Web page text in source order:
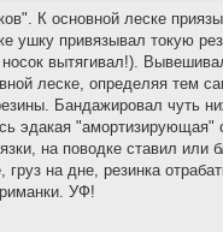
К основной леске
ушку привязывал токую
вытягивал!).
леске, определяя тем
Бандажировал чуть
эдакая "амортизирующая"
на поводке ставил или
груз на дне, резинка
УФ!